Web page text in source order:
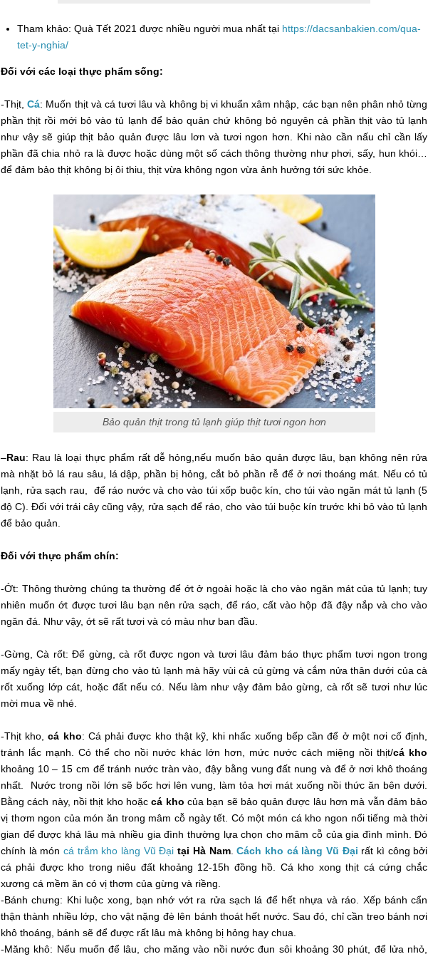
Tham khảo: Quà Tết 2021 được nhiều người mua nhất tại https://dacsanbakien.com/qua-
tet-y-nghia/
Đối với các loại thực phẩm sống:
-Thịt,Cá: Muốn thịt và cá tươi lâu và không bị vi khuẩn xâm nhập, các bạn nên phân nhỏ từng
phần thịt rồi mới bỏ vào tủ lạnh để bảo quản chứ không bỏ nguyên cả phần thịt vào tủ lạnh
như vậy sẽ giúp thịt bảo quản được lâu lơn và tươi ngon hơn. Khi nào cần nấu chỉ cần lấy
phần đã chia nhỏ ra là được hoặc dùng một số cách thông thường như phơi, sấy, hun khói…
để đảm bảo thịt không bị ôi thiu, thịt vừa không ngon vừa ảnh hưởng tới sức khỏe.
Bảo quản thịt trong tủ lạnh giúp thịt tươi ngon hơn
–Rau: Rau là loại thực phẩm rất dễ hỏng,nếu muốn bảo quản được lâu, bạn không nên rửa
mà nhặt bỏ lá rau sâu, lá dập, phần bị hỏng, cắt bỏ phần rễ để ở nơi thoáng mát. Nếu có tủ
lạnh, rửa sạch rau, để ráo nước và cho vào túi xốp buộc kín, cho túi vào ngăn mát tủ lạnh (5
độ C). Đối với trái cây cũng vậy, rửa sạch để ráo, cho vào túi buộc kín trước khi bỏ vào tủ lạnh
để bảo quản.
Đối với thực phẩm chín:
-Ớt: Thông thường chúng ta thường để ớt ở ngoài hoặc là cho vào ngăn mát của tủ lạnh; tuy
nhiên muốn ớt được tươi lâu bạn nên rửa sạch, để ráo, cất vào hộp đã đậy nắp và cho vào
ngăn đá. Như vậy, ớt sẽ rất tươi và có màu như ban đầu.
-Gừng, Cà rốt: Để gừng, cà rốt được ngon và tươi lâu đảm báo thực phẩm tươi ngon trong
mấy ngày tết, bạn đừng cho vào tủ lạnh mà hãy vùi cả củ gừng và cắm nửa thân dưới của cà
rốt xuống lớp cát, hoặc đất nếu có. Nếu làm như vậy đảm bảo gừng, cà rốt sẽ tươi như lúc
mời mua về nhé.
-Thịt kho,cá kho: Cá phải được kho thật kỹ, khi nhấc xuống bếp cần để ở một nơi cố định,
tránh lắc mạnh. Có thể cho nồi nước khác lớn hơn, mức nước cách miệng nồi thịt/cá kho
khoảng 10 – 15 cm để tránh nước tràn vào, đậy bằng vung đất nung và để ở nơi khô thoáng
nhất. Nước trong nồi lớn sẽ bốc hơi lên vung, làm tỏa hơi mát xuống nồi thức ăn bên dưới.
Bằng cách này, nồi thịt kho hoặccá kho của bạn sẽ bảo quản được lâu hơn mà vẫn đảm bảo
vị thơm ngon của món ăn trong mâm cỗ ngày tết. Có một món cá kho ngon nổi tiếng mà thời
gian để được khá lâu mà nhiều gia đình thường lựa chọn cho mâm cỗ của gia đình mình. Đó
chính là móncá trắm kho làng Vũ Đại tại Hà Nam.Cách kho cá làng Vũ Đại rất kì công bởi
cá phải được kho trong niêu đất khoảng 12-15h đồng hồ. Cá kho xong thịt cá cứng chắc
xương cá mềm ăn có vị thơm của gừng và riềng.
-Bánh chưng: Khi luộc xong, bạn nhớ vớt ra rửa sạch lá để hết nhựa và ráo. Xếp bánh cẩn
thận thành nhiều lớp, cho vật nặng đè lên bánh thoát hết nước. Sau đó, chỉ cần treo bánh nơi
khô thoáng, bánh sẽ để được rất lâu mà không bị hỏng hay chua.
-Măng khô: Nếu muốn để lâu, cho măng vào nồi nước đun sôi khoảng 30 phút, để lửa nhỏ,